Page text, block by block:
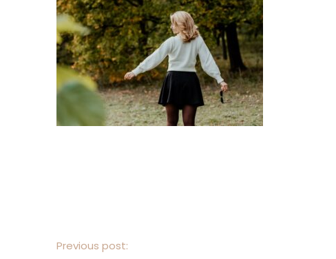
Previous post: